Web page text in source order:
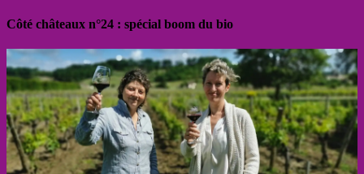
Côté châteaux n°24 : spécial boom du bio